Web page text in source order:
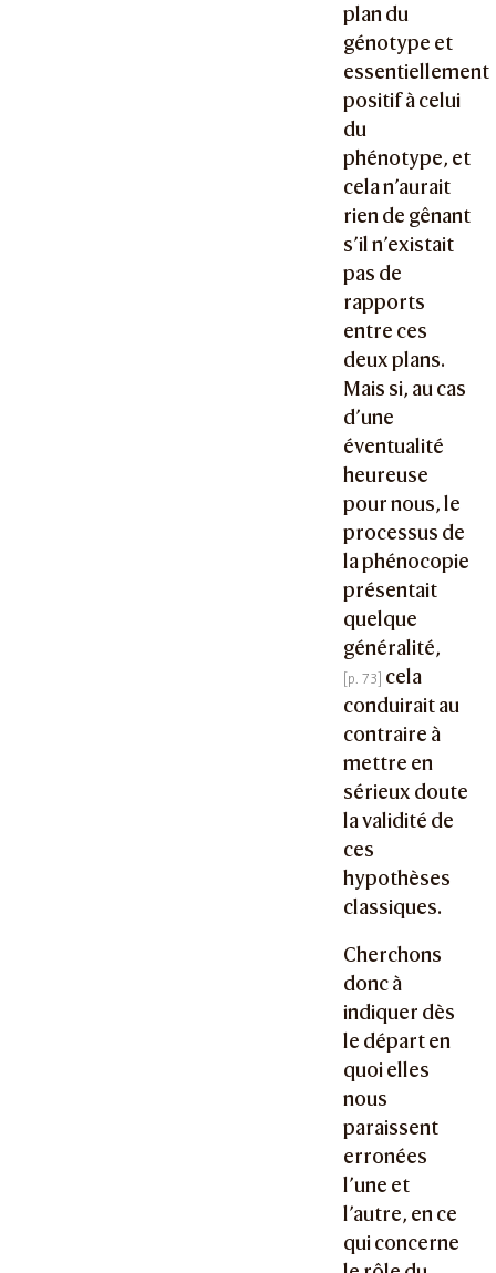
plan du
génotype et
essentiellement
positif à celui
du
phénotype, et
cela n’aurait
rien de gênant
s’il n’existait
pas de
rapports
entre ces
deux plans.
Mais si, au cas
d’une
éventualité
heureuse
pour nous, le
processus de
la phénocopie
présentait
quelque
généralité,
cela
conduirait au
contraire à
mettre en
sérieux doute
la validité de
ces
hypothèses
classiques.
Cherchons
donc à
indiquer dès
le départ en
quoi elles
nous
paraissent
erronées
l’une et
l’autre, en ce
qui concerne